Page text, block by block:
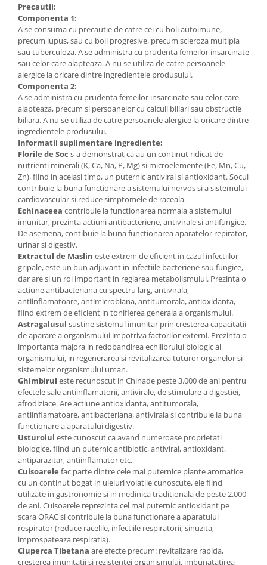
Precautii:
Componenta 1:
A se consuma cu precautie de catre cei cu boli autoimune,
precum lupus, sau cu boli progresive, precum scleroza multipla
sau tuberculoza. A se administra cu prudenta femeilor insarcinate
sau celor care alapteaza. A nu se utiliza de catre persoanele
alergice la oricare dintre ingredientele produsului.
Componenta 2:
A se administra cu prudenta femeilor insarcinate sau celor care
alapteaza, precum si persoanelor cu calculi biliari sau obstructie
biliara. A nu se utiliza de catre persoanele alergice la oricare dintre
ingredientele produsului.
Informatii suplimentare ingrediente:
Florile de Soc s-a demonstrat ca au un continut ridicat de
nutrienti minerali (K, Ca, Na, P, Mg) si microelemente (Fe, Mn, Cu,
Zn), fiind in acelasi timp, un puternic antiviral si antioxidant. Socul
contribuie la buna functionare a sistemului nervos si a sistemului
cardiovascular si reduce simptomele de raceala.
Echinaceea contribuie la functionarea normala a sistemului
imunitar, prezinta actiuni antibacteriene, antivirale si antifungice.
De asemena, contibuie la buna functionarea aparatelor repirator,
urinar si digestiv.
Extractul de Maslin este extrem de eficient in cazul infectiilor
gripale, este un bun adjuvant in infectiile bacteriene sau fungice,
dar are si un rol important in reglarea metabolismului. Prezinta o
actiune antibacteriana cu spectru larg, antivirala,
antiinflamatoare, antimicrobiana, antitumorala, antioxidanta,
fiind extrem de eficient in tonifierea generala a organismului.
Astragalusul sustine sistemul imunitar prin cresterea capacitatii
de aparare a organismului impotriva factorilor externi. Prezinta o
importanta majora in redobandirea echilibrului biologic al
organismului, in regenerarea si revitalizarea tuturor organelor si
sistemelor organismului uman.
Ghimbirul este recunoscut in Chinade peste 3.000 de ani pentru
efectele sale antiinflamatorii, antivirale, de stimulare a digestiei,
afrodiziace. Are actiune antioxidanta, antitumorala,
antiinflamatoare, antibacteriana, antivirala si contribuie la buna
functionare a aparatului digestiv.
Usturoiul este cunoscut ca avand numeroase proprietati
biologice, fiind un puternic antibiotic, antiviral, antioxidant,
antiparazitar, antiinflamator etc.
Cuisoarele fac parte dintre cele mai puternice plante aromatice
cu un continut bogat in uleiuri volatile cunoscute, ele fiind
utilizate in gastronomie si in medinica traditionala de peste 2.000
de ani. Cuisoarele reprezinta cel mai puternic antioxidant pe
scara ORAC si contribuie la buna functionare a aparatului
respirator (reduce racelile, infectiile respiratorii, sinuzita,
improspateaza respiratia).
Ciuperca Tibetana are efecte precum: revitalizare rapida,
cresterea imunitatii si rezistentei organismului, imbunatatirea